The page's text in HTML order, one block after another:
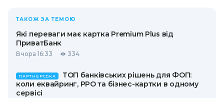
ТАКОЖ ЗА ТЕМОЮ
Які переваги має картка Premium Plus від
ПриватБанк
Вчора 16:33 334
ПАРТНЕРСЬКА
ТОП банківських рішень для ФОП:
коли еквайринг, РРО та бізнес-картки в одному
сервісі